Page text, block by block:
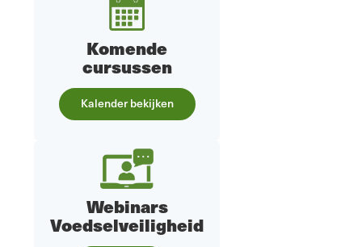
Komende
cursussen
Kalender bekijken
Webinars
Voedselveiligheid